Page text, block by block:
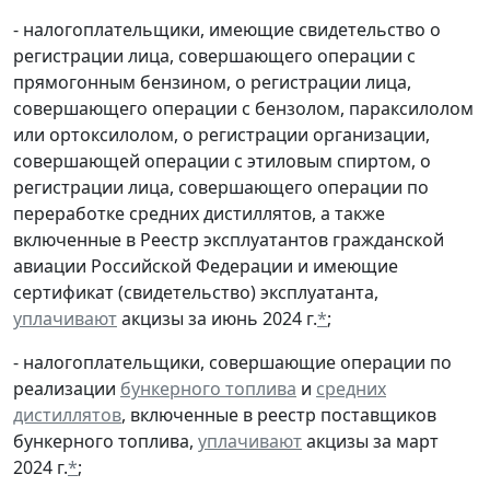
- налогоплательщики, имеющие свидетельство о
регистрации лица, совершающего операции с
прямогонным бензином, о регистрации лица,
совершающего операции с бензолом, параксилолом
или ортоксилолом, о регистрации организации,
совершающей операции с этиловым спиртом, о
регистрации лица, совершающего операции по
переработке средних дистиллятов, а также
включенные в Реестр эксплуатантов гражданской
авиации Российской Федерации и имеющие
сертификат (свидетельство) эксплуатанта,
уплачиваютакцизы за июнь 2024 г.*;
- налогоплательщики, совершающие операции по
реализации бункерного топлива и средних
дистиллятов, включенные в реестр поставщиков
бункерного топлива, уплачиваютакцизы за март
2024 г.*;